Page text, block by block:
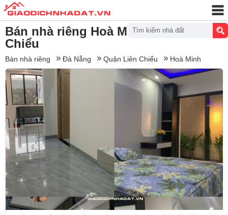
Bán nhà riêng Hoà Minh, Quận Liên
Chiểu
Bán nhà riêng Đà Nẵng Quận Liên Chiểu Hoà Minh
Tìm kiếm nhà đất